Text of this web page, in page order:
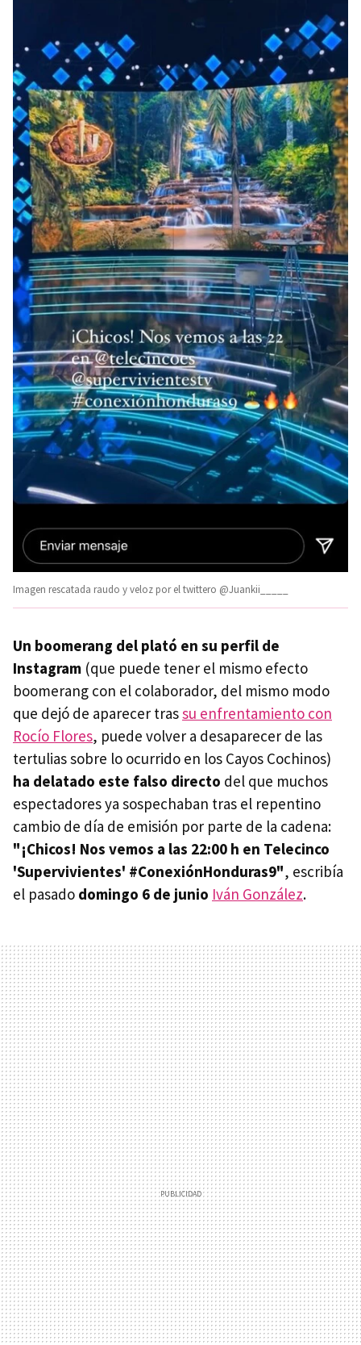
Imagen rescatada raudo y veloz por el twittero @Juankii_____
Un boomerang del plató en su perfil de
Instagram (que puede tener el mismo efecto
boomerang con el colaborador, del mismo modo
que dejó de aparecer trassu enfrentamiento con
Rocío Flores, puede volver a desaparecer de las
tertulias sobre lo ocurrido en los Cayos Cochinos)
ha delatado este falso directo del que muchos
espectadores ya sospechaban tras el repentino
cambio de día de emisión por parte de la cadena:
"¡Chicos! Nos vemos a las 22:00 h en Telecinco
'Supervivientes' #ConexiónHonduras9", escribía
el pasado domingo 6 de junio Iván González.